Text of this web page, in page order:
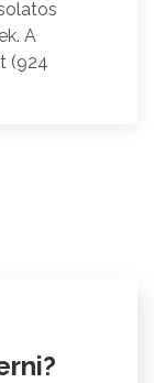
A
(924